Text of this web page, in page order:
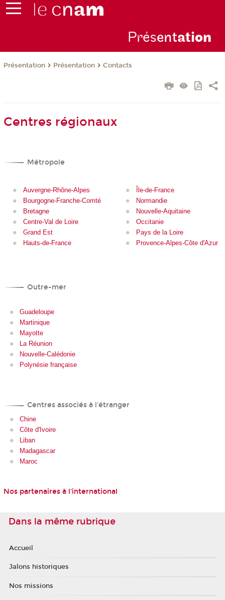
Présentation
Présentation Présentation Contacts
Centres régionaux
Métropole
Auvergne-Rhône-Alpes
Bourgogne-Franche-Comté
Bretagne
Centre-Val de Loire
Grand Est
Hauts-de-France
Île-de-France
Normandie
Nouvelle-Aquitaine
Occitanie
Pays de la Loire
Provence-Alpes-Côte d'Azur
Outre-mer
Guadeloupe
Martinique
Mayotte
La Réunion
Nouvelle-Calédonie
Polynésie française
Centres associés à l'étranger
Chine
Côte d'Ivoire
Liban
Madagascar
Maroc
Nos partenaires à l'international
Dans la même rubrique
Accueil
Jalons historiques
Nos missions